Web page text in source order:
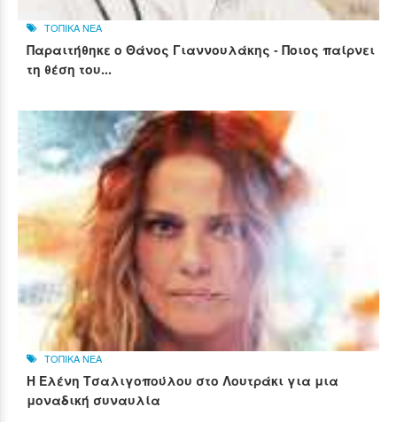
ΤΟΠΙΚΑ ΝΕΑ
Παραιτήθηκε ο Θάνος Γιαννουλάκης - Ποιος παίρνει
τη θέση του...
ΤΟΠΙΚΑ ΝΕΑ
Η Ελένη Τσαλιγοπούλου στο Λουτράκι για μια
μοναδική συναυλία